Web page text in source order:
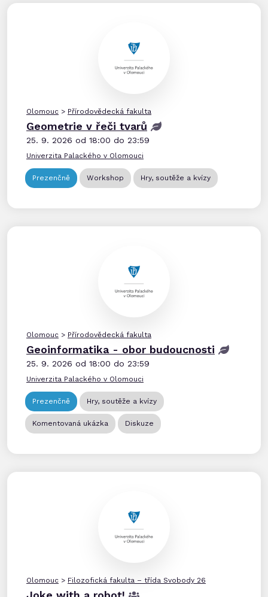
Olomouc > Přírodovědecká fakulta
Geometrie v řeči tvarů
25. 9. 2026 od 18:00 do 23:59
Univerzita Palackého v Olomouci
Prezenčně Workshop Hry, soutěže a kvízy
Olomouc > Přírodovědecká fakulta
Geoinformatika - obor budoucnosti
25. 9. 2026 od 18:00 do 23:59
Univerzita Palackého v Olomouci
Prezenčně Hry, soutěže a kvízy
Komentovaná ukázka Diskuze
Olomouc > Filozofická fakulta – třída Svobody 26